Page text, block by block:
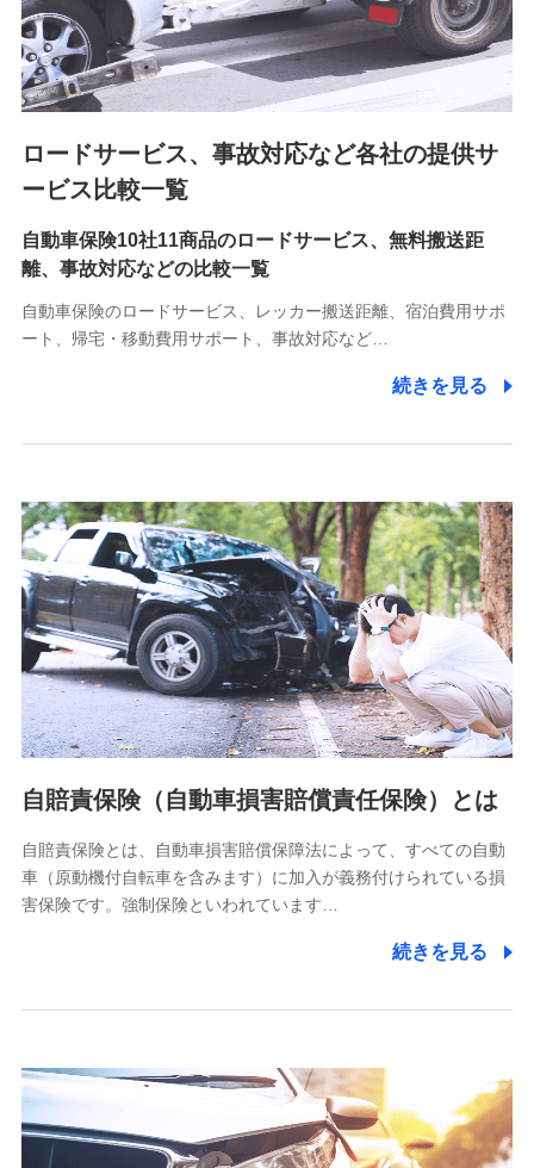
8.取引先個人情報
取引先としての選定業務、営業情報の提供業務、契約締結手
続き業務、取引管理業務、およびこれらに準ずる業務の遂行
のため
9.お問い合わせ情報
各種お問い合わせに対応するため
10.受託業務の 個人情報
受託業務の遂行およびこれらに準ずる業務の遂行のため
11.マイカー通勤管理クラウド並びに法人向けASPサー
をお送りするため
分析するため
当社の対応品質向上やお問い合わせ内容の正確な把握のため
個人情報保護管理者の職名、連絡先
株式会社ドコモ・インシュアランス 営業部長
〒103-0013 東京都中央区日本橋人形町2-14-10 アーバン
ネット日本橋ビル 3F
株式会社ドコモ・インシュアランス
個人情報の第三者提供について
除き、第三者に提供いたしません。
業務の委託
当社は利用目的の達成に必要な範囲内において個人情報の取
【共同して利用される利用データの項目】
当社又は株式会社NTTドコモがサービス提供等を通じて取得
した、以下の情報などの個人データ
ロードサービス、事故対応など各社の提供サ
ービス比較一覧
自動車保険10社11商品のロードサービス、無料搬送距
離、事故対応などの比較一覧
自動車保険のロードサービス、レッカー搬送距離、宿泊費用サポ
ート、帰宅・移動費用サポート、事故対応など…
続きを見る
自賠責保険（自動車損害賠償責任保険）とは
自賠責保険とは、自動車損害賠償保障法によって、すべての自動
車（原動機付自転車を含みます）に加入が義務付けられている損
害保険です。強制保険といわれています…
続きを見る